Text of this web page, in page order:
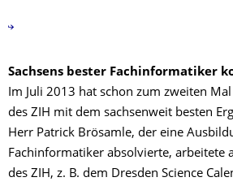
Sachsens bester Fachinformatiker
Im Juli 2013 hat schon zum zweiten
des ZIH mit dem sachsenweit besten
Herr Patrick Brösamle, der eine
Fachinformatiker absolvierte, arbeitete
des ZIH, z. B. dem Dresden Science